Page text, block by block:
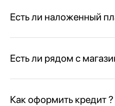
Есть ли наложенный
Есть ли рядом с
Как оформить кредит ?